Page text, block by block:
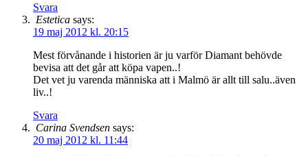
Svara
Estetica says:
19 maj 2012 kl. 20:15
Mest förvånande i historien är ju varför Diamant behövde
bevisa att det går att köpa vapen..!
Det vet ju varenda människa att i Malmö är allt till salu..även
liv..!
Svara
Carina Svendsen says:
20 maj 2012 kl. 11:44